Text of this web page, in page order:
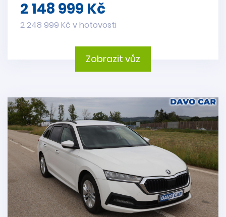
2 148 999 Kč
2 248 999 Kč v hotovosti
Zobrazit vůz